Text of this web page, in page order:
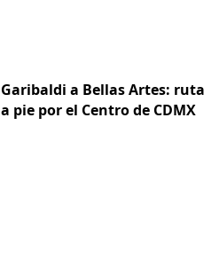
Garibaldi a Bellas Artes: ruta
a pie por el Centro de CDMX